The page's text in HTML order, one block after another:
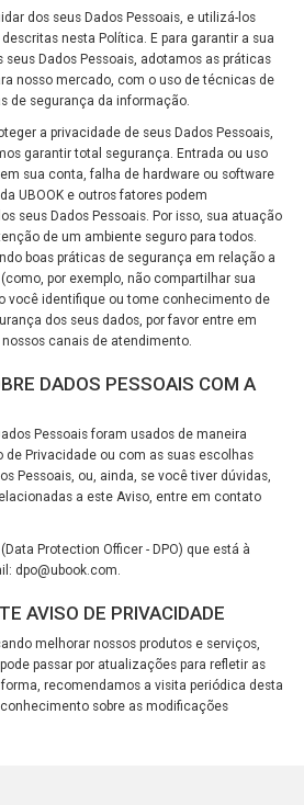
dos seus Dados Pessoais, e utilizá-los
nesta Política. E para garantir a sua
Dados Pessoais, adotamos as práticas
nosso mercado, com o uso de técnicas de
de segurança da informação.
a privacidade de seus Dados Pessoais,
garantir total segurança. Entrada ou uso
sua conta, falha de hardware ou software
UBOOK e outros fatores podem
seus Dados Pessoais. Por isso, sua atuação
de um ambiente seguro para todos.
boas práticas de segurança em relação a
por exemplo, não compartilhar sua
você identifique ou tome conhecimento de
dos seus dados, por favor entre em
canais de atendimento.
DADOS PESSOAIS COM A
Pessoais foram usados de maneira
Privacidade ou com as suas escolhas
Pessoais, ou, ainda, se você tiver dúvidas,
a este Aviso, entre em contato
Protection Officer - DPO) que está à
dpo@ubook.com.
AVISO DE PRIVACIDADE
melhorar nossos produtos e serviços,
passar por atualizações para refletir as
recomendamos a visita periódica desta
sobre as modificações